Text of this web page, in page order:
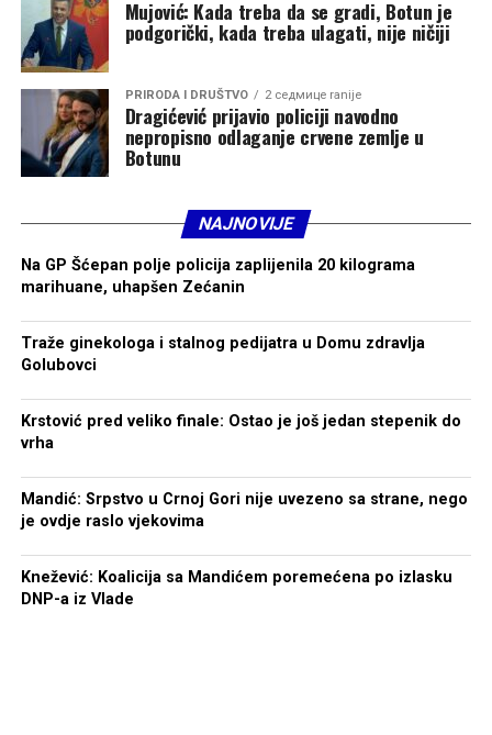
Mujović: Kada treba da se gradi, Botun je
podgorički, kada treba ulagati, nije ničiji
PRIRODA I DRUŠTVO 2 седмице ranije
Dragićević prijavio policiji navodno
nepropisno odlaganje crvene zemlje u
Botunu
NAJNOVIJE
Na GP Šćepan polje policija zaplijenila 20 kilograma
marihuane, uhapšen Zećanin
Traže ginekologa i stalnog pedijatra u Domu zdravlja
Golubovci
Krstović pred veliko finale: Ostao je još jedan stepenik do
vrha
Mandić: Srpstvo u Crnoj Gori nije uvezeno sa strane, nego
je ovdje raslo vjekovima
Knežević: Koalicija sa Mandićem poremećena po izlasku
DNP-a iz Vlade